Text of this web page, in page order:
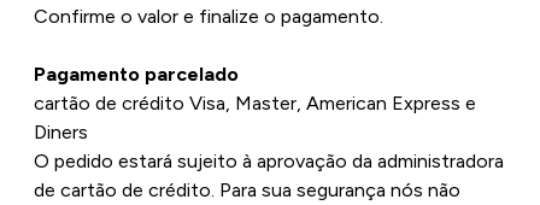
Confirme o valor e finalize o pagamento.
Pagamento parcelado
cartão de crédito Visa, Master, American Express e
Diners
O pedido estará sujeito à aprovação da administradora
de cartão de crédito. Para sua segurança nós não